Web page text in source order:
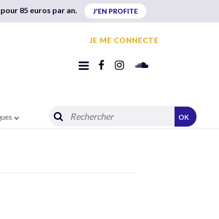
85 euros par an. J'EN PROFITE
JE ME CONNECTE
OK